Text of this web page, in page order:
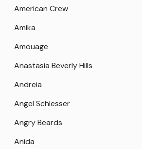
American Crew
Amika
Amouage
Anastasia Beverly Hills
Andreia
Angel Schlesser
Angry Beards
Anida